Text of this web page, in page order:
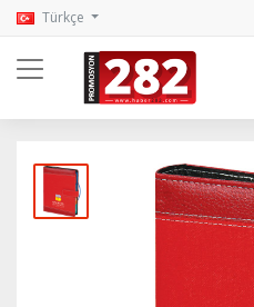
Türkçe